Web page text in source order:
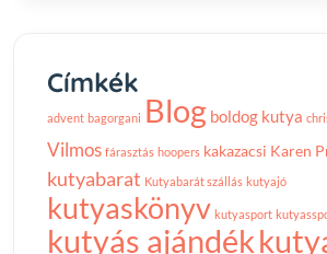
Címkék
advent bagorgani Blog boldog kutya
Vilmos fárasztás hoopers kakazacsi Karen
kutyabarat Kutyabarát szállás kutyajó
kutyaskönyv kutyasport
kutyás ajándék